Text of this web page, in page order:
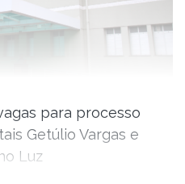
para processo
Getúlio Vargas e
Luz